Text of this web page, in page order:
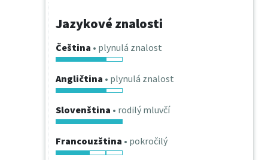
Jazykové znalosti
Čeština • plynulá znalost
Angličtina • plynulá znalost
Slovenština • rodilý mluvčí
Francouzština • pokročilý